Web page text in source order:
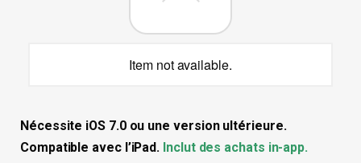
Item not available.
Nécessite iOS 7.0 ou une version ultérieure.
Compatible avec l’iPad. Inclut des achats in-app.